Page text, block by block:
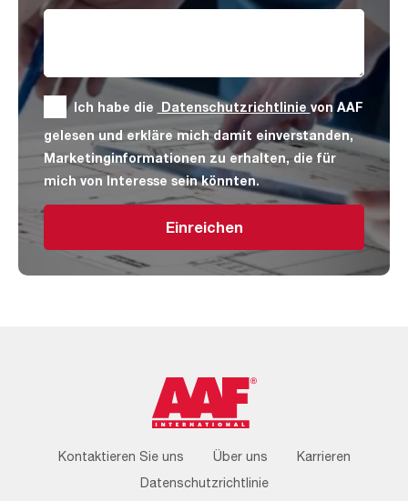
Ich habe die Datenschutzrichtlinie von AAF
gelesen und erkläre mich damit einverstanden,
Marketinginformationen zu erhalten, die für
mich von Interesse sein könnten.
Einreichen
Footer
Menu
Kontaktieren Sie uns Über uns
Karrieren
Datenschutzrichtlinie